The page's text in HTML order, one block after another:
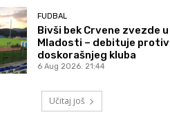
FUDBAL
Bivši bek Crvene zvezde u
Mladosti – debituje protiv
doskorašnjeg kluba
6 Aug 2026. 21:44
Učitaj još